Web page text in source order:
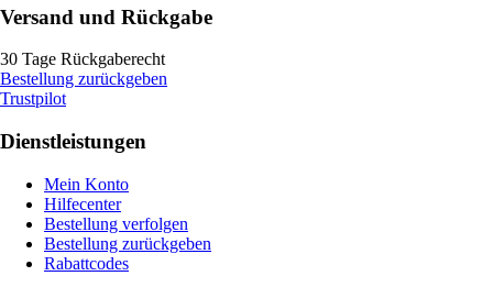
Versand und Rückgabe
30 Tage Rückgaberecht
Bestellung zurückgeben
Trustpilot
Dienstleistungen
Mein Konto
Hilfecenter
Bestellung verfolgen
Bestellung zurückgeben
Rabattcodes